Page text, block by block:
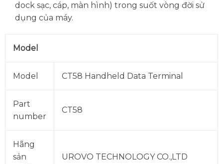
dock sạc, cáp, màn hình) trong suốt vòng đời sử
dụng của máy.
Model
Model CT58 Handheld Data Terminal
Part
number
CT58
Hãng
sản
UROVO TECHNOLOGY CO.,LTD